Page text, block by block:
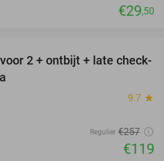
€29,50
54%
2 + ontbijt + late check-
9.7 star
Regulier €257
€119